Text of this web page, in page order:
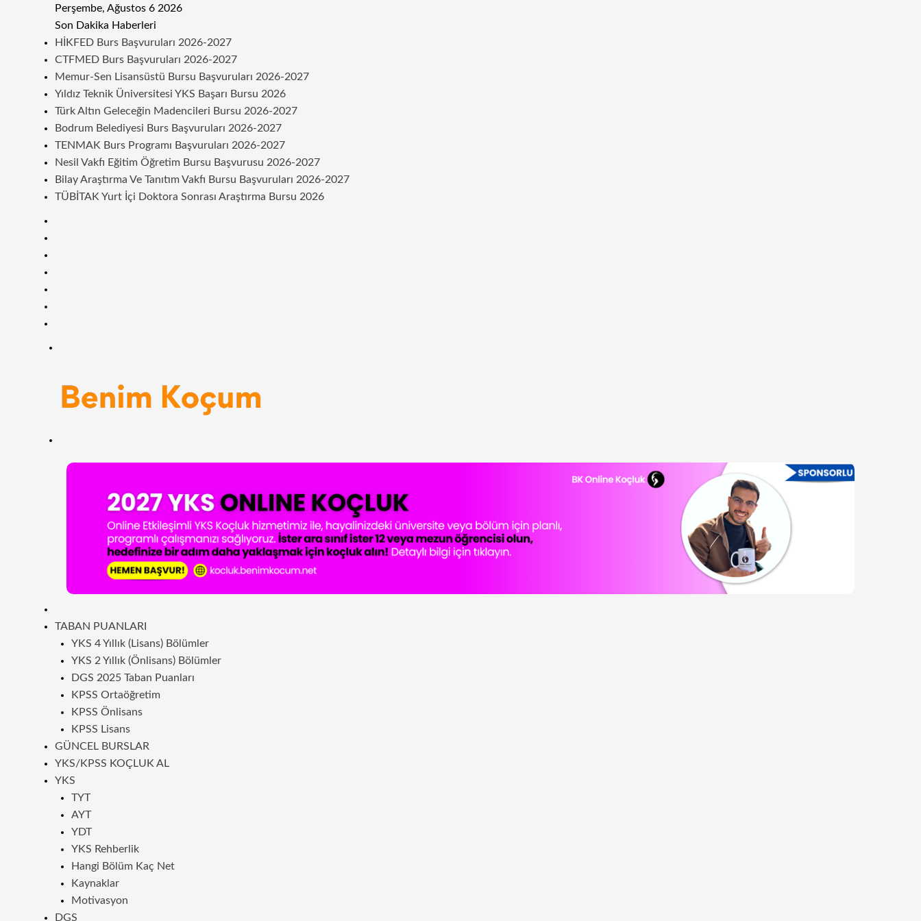
Perşembe, Ağustos 6 2026
Son Dakika Haberleri
HİKFED Burs Başvuruları 2026-2027
CTFMED Burs Başvuruları 2026-2027
Memur-Sen Lisansüstü Bursu Başvuruları 2026-2027
Yıldız Teknik Üniversitesi YKS Başarı Bursu 2026
Türk Altın Geleceğin Madencileri Bursu 2026-2027
Bodrum Belediyesi Burs Başvuruları 2026-2027
TENMAK Burs Programı Başvuruları 2026-2027
Nesil Vakfı Eğitim Öğretim Bursu Başvurusu 2026-2027
Bilay Araştırma Ve Tanıtım Vakfı Bursu Başvuruları 2026-2027
TÜBİTAK Yurt İçi Doktora Sonrası Araştırma Bursu 2026
TABAN PUANLARI
YKS 4 Yıllık (Lisans) Bölümler
YKS 2 Yıllık (Önlisans) Bölümler
DGS 2025 Taban Puanları
KPSS Ortaöğretim
KPSS Önlisans
KPSS Lisans
GÜNCEL BURSLAR
YKS/KPSS KOÇLUK AL
YKS
TYT
AYT
YDT
YKS Rehberlik
Hangi Bölüm Kaç Net
Kaynaklar
Motivasyon
DGS